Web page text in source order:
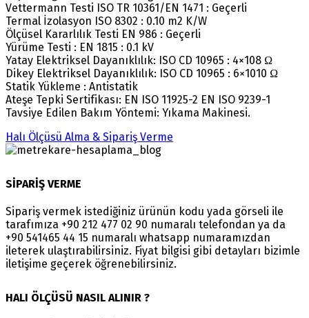
Vettermann Testi ISO TR 10361/EN 1471 : Geçerli
Termal İzolasyon ISO 8302 : 0.10 m2 K/W
Ölçüsel Kararlılık Testi EN 986 : Geçerli
Yürüme Testi : EN 1815 : 0.1 kV
Yatay Elektriksel Dayanıklılık: ISO CD 10965 : 4×108 Ω
Dikey Elektriksel Dayanıklılık: ISO CD 10965 : 6×1010 Ω
Statik Yükleme : Antistatik
Ateşe Tepki Sertifikası: EN ISO 11925-2 EN ISO 9239-1
Tavsiye Edilen Bakım Yöntemi: Yıkama Makinesi.
Halı Ölçüsü Alma & Sipariş Verme
SİPARİŞ VERME
Sipariş vermek istediğiniz ürünün kodu yada görseli ile
tarafımıza +90 212 477 02 90 numaralı telefondan ya da
+90 541465 44 15 numaralı whatsapp numaramızdan
ileterek ulaştırabilirsiniz. Fiyat bilgisi gibi detayları bizimle
iletişime geçerek öğrenebilirsiniz.
HALI ÖLÇÜSÜ NASIL ALINIR ?